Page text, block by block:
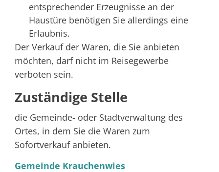
entsprechender Erzeugnisse an der
Haustüre benötigen Sie allerdings eine
Erlaubnis.
Der Verkauf der Waren, die Sie anbieten
möchten, darf nicht im Reisegewerbe
verboten sein.
Zuständige Stelle
die Gemeinde- oder Stadtverwaltung des
Ortes, in dem Sie die Waren zum
Sofortverkauf anbieten.
Gemeinde Krauchenwies